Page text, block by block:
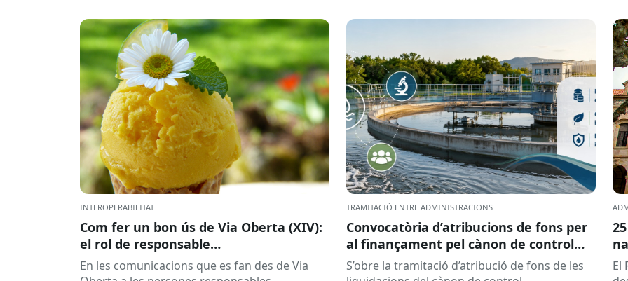
INTEROPERABILITAT
Com fer un bon ús de Via Oberta (XIV):
el rol de responsable
d’interoperabilitat, al dia
En les comunicacions que es fan des de Via
TRAMITACIÓ ENTRE ADMINISTRACIONS
Convocatòria d’atribucions de fons per
al finançament pel cànon de control
d’abocaments meritat l’any 2025 i
liquidat l’any 2026
S’obre la tramitació d’atribució de fons de les
El